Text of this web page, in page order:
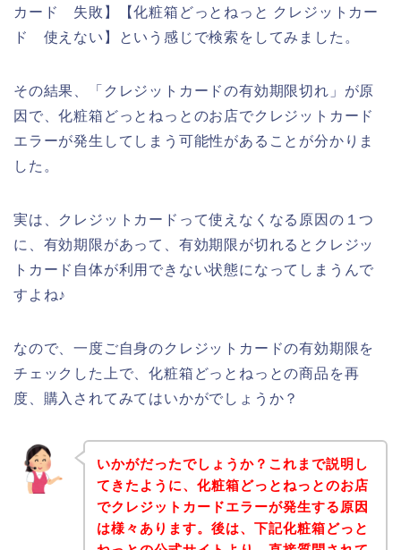
カード 失敗】【化粧箱どっとねっと クレジットカー
ド 使えない】という感じで検索をしてみました。
その結果、「クレジットカードの有効期限切れ」が原
因で、化粧箱どっとねっとのお店でクレジットカード
エラーが発生してしまう可能性があることが分かりま
した。
実は、クレジットカードって使えなくなる原因の１つ
に、有効期限があって、有効期限が切れるとクレジッ
トカード自体が利用できない状態になってしまうんで
すよね♪
なので、一度ご自身のクレジットカードの有効期限を
チェックした上で、化粧箱どっとねっとの商品を再
度、購入されてみてはいかがでしょうか？
いかがだったでしょうか？これまで説明し
てきたように、化粧箱どっとねっとのお店
でクレジットカードエラーが発生する原因
は様々あります。後は、下記化粧箱どっと